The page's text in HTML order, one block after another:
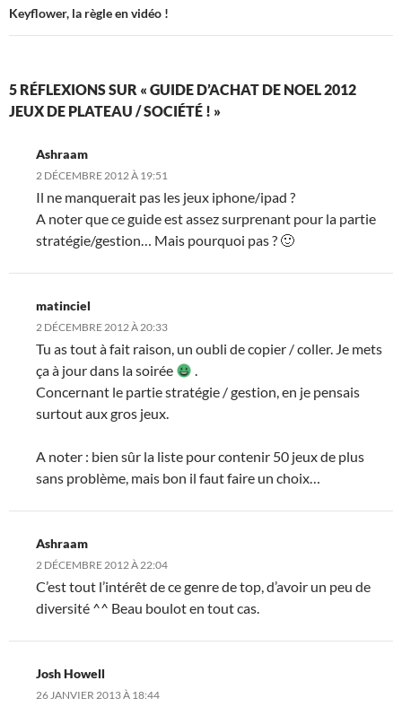
Keyflower, la règle en vidéo !
5 RÉFLEXIONS SUR « GUIDE D’ACHAT DE NOEL 2012
JEUX DE PLATEAU / SOCIÉTÉ ! »
Ashraam
2 DÉCEMBRE 2012 À 19:51
Il ne manquerait pas les jeux iphone/ipad ?
A noter que ce guide est assez surprenant pour la partie
stratégie/gestion… Mais pourquoi pas ? 🙂
matinciel
2 DÉCEMBRE 2012 À 20:33
Tu as tout à fait raison, un oubli de copier / coller. Je mets
ça à jour dans la soirée
.
Concernant le partie stratégie / gestion, en je pensais
surtout aux gros jeux.
A noter : bien sûr la liste pour contenir 50 jeux de plus
sans problème, mais bon il faut faire un choix…
Ashraam
2 DÉCEMBRE 2012 À 22:04
C’est tout l’intérêt de ce genre de top, d’avoir un peu de
diversité ^^ Beau boulot en tout cas.
Josh Howell
26 JANVIER 2013 À 18:44